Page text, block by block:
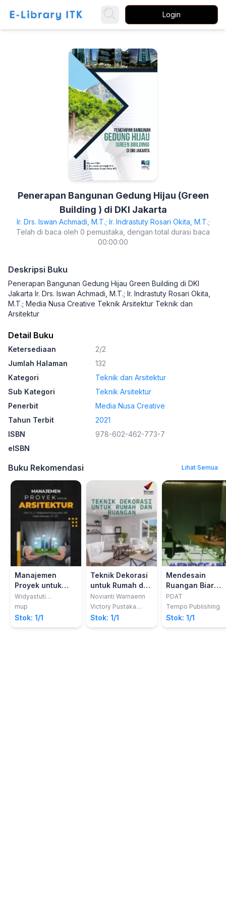
Login
Penerapan Bangunan Gedung Hijau (Green
Building ) di DKI Jakarta
Ir. Drs. Iswan Achmadi, M.T.; Ir. Indrastuty Rosari Okita, M.T.;
Telah di baca oleh 0 pemustaka, dengan total durasi baca
00:00:00
Deskripsi Buku
Penerapan Bangunan Gedung Hijau Green Building di DKI
Jakarta Ir. Drs. Iswan Achmadi, M.T.; Ir. Indrastuty Rosari Okita,
M.T.; Media Nusa Creative Teknik Arsitektur Teknik dan
Arsitektur
Detail Buku
Ketersediaan
2/2
Jumlah Halaman
132
Kategori
Teknik dan Arsitektur
Sub Kategori
Teknik Arsitektur
Penerbit
Media Nusa Creative
Tahun Terbit
2021
ISBN
978-602-462-773-7
eISBN
Buku Rekomendasi Lihat Semua
Manajemen
Proyek untuk
Arsitektur
Widyastuti
Nurjayanti; Dody
Irnawan
mup
Stok: 1/1
Teknik Dekorasi
untuk Rumah dan
Ruangan
Novianti Warnaerin
Victory Pustaka
Media
Stok: 1/1
Mendesain
Ruangan Biar
Betah Bekerja
PDAT
Tempo Publishing
Stok: 1/1